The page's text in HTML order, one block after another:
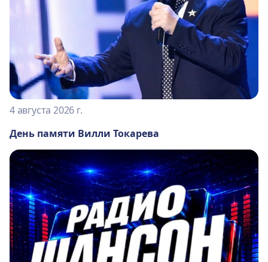
4 августа 2026 г.
День памяти Вилли Токарева